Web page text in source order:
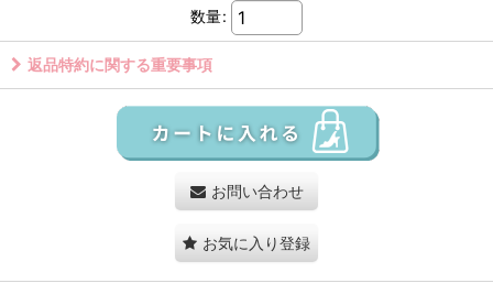
数量:
返品特約に関する重要事項
お問い合わせ
お気に入り登録